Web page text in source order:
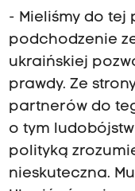
- Mieliśmy do tej
podchodzenie
ukraińskiej
prawdy. Ze
partnerów do
o tym
polityką
nieskuteczna.